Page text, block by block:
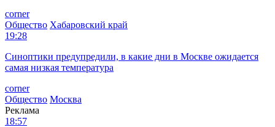
corner
Общество Хабаровский край
19:28
Синоптики предупредили, в какие дни в Москве ожидается
самая низкая температура
corner
Общество Москва
Реклама
18:57